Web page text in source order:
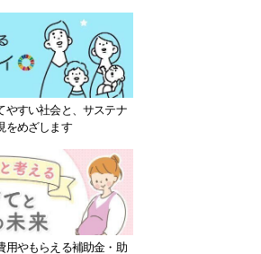
やすい社会と、サステナ
をめざします
用やもらえる補助金・助